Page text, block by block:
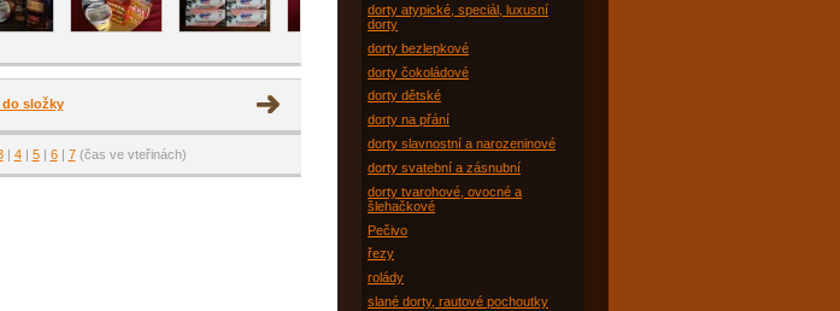
do složky
| 4| 5| 6| 7(čas ve vteřinách)
dorty atypické, speciál, luxusní
dorty
dorty bezlepkové
dorty čokoládové
dorty dětské
dorty na přání
dorty slavnostní a narozeninové
dorty svatební a zásnubní
dorty tvarohové, ovocné a
šlehačkové
Pečivo
řezy
rolády
slané dorty, rautové pochoutky